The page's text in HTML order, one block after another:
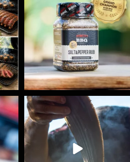
1 0
... Ryba na grilu je opravdu rychlá, a stejně tak